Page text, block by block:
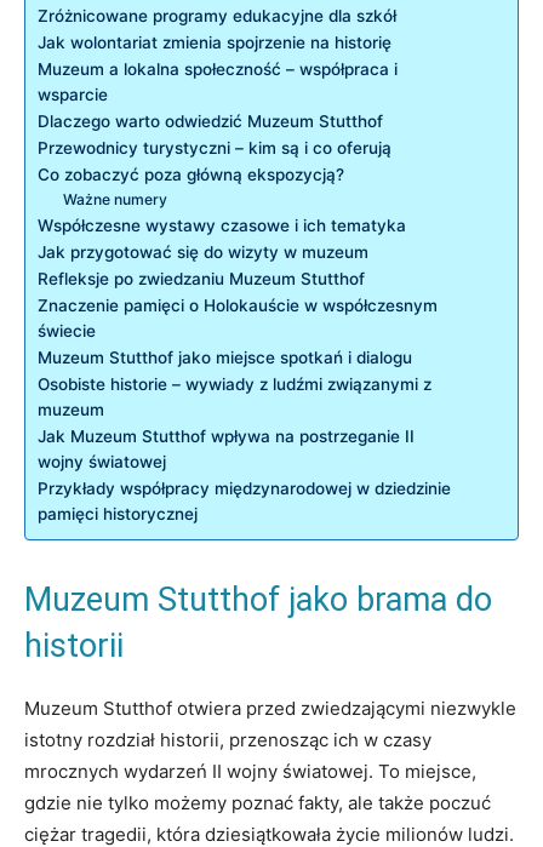
Zróżnicowane programy edukacyjne⁣ dla szkół
Jak wolontariat zmienia ‌spojrzenie na historię
Muzeum‌ a lokalna społeczność – współpraca i
wsparcie
Dlaczego‍ warto odwiedzić ⁢Muzeum Stutthof
Przewodnicy turystyczni⁢ – kim‌ są‌ i co oferują
Co zobaczyć poza ​główną‍ ekspozycją?
Ważne numery
Współczesne wystawy czasowe i ich tematyka
Jak​ przygotować się ​do wizyty w muzeum
Refleksje po ⁤zwiedzaniu Muzeum Stutthof
Znaczenie⁤ pamięci‌ o‍ Holokauście w współczesnym
świecie
Muzeum⁣ Stutthof ⁣jako miejsce ‍spotkań​ i dialogu
Osobiste ​historie ⁣–‌ wywiady z​ ludźmi związanymi z
muzeum
Jak Muzeum Stutthof wpływa‍ na ​postrzeganie II
wojny‌ światowej
Przykłady współpracy międzynarodowej w⁣ dziedzinie
pamięci historycznej
Muzeum Stutthof jako brama do
historii
Muzeum ⁣Stutthof⁣ otwiera przed ​zwiedzającymi niezwykle
istotny ‍rozdział historii,‍ przenosząc ich w czasy
⁣mrocznych wydarzeń II wojny ‍światowej. To miejsce,
⁢gdzie nie tylko możemy poznać fakty, ale‌ także poczuć
ciężar tragedii, która dziesiątkowała życie milionów ludzi.